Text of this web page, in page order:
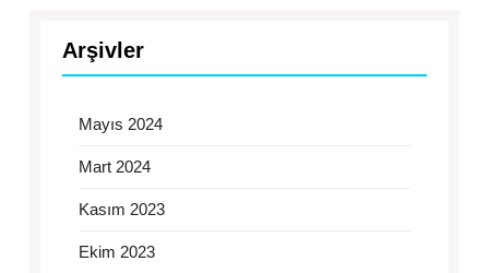
Arşivler
Mayıs 2024
Mart 2024
Kasım 2023
Ekim 2023